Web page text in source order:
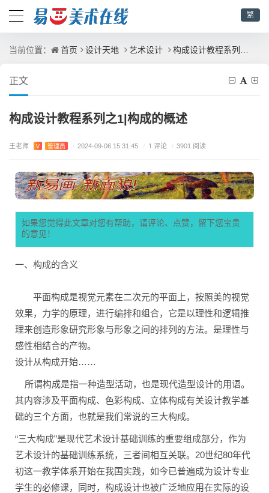
繁
当前位置： 首页 设计天地 艺术设计 构成设计教程系列之1|构成的概述
正文
构成设计教程系列之1|构成的概述
王老师 V 管理员 / 2024-09-06 15:31:45 / 1 评论 / 3901 阅读
如果您觉得此文章对您有帮助，请评论、点赞，留下您宝贵
的意见！
一、构成的含义
平面构成是视觉元素在二次元的平面上，按照美的视觉
效果，力学的原理，进行编排和组合，它是以理性和逻辑推
理来创造形象研究形象与形象之间的排列的方法。是理性与
感性相结合的产物。
设计从构成开始……
所谓构成是指一种造型活动，也是现代造型设计的用语。
其内容涉及平面构成、色彩构成、立体构成有关设计教学基
础的三个方面，也就是我们常说的三大构成。
“三大构成”是现代艺术设计基础训练的重要组成部分，作为
艺术设计的基础训练系统，三者间相互关联。20世纪80年代
初这一教学体系开始在我国实践，如今已普遍成为设计专业
学生的必修课，同时，构成设计也被广泛地应用在实际的设